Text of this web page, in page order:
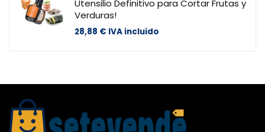
Utensilio Definitivo para Cortar Frutas y
Verduras!
28,88 € IVA incluido